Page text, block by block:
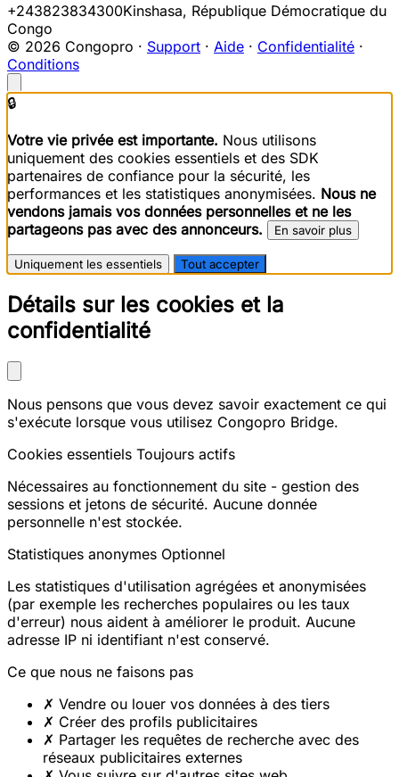
+243823834300Kinshasa, République Démocratique du
Congo
© 2026 Congopro · Support · Aide · Confidentialité ·
Conditions
🔒
Votre vie privée est importante. Nous utilisons
uniquement des cookies essentiels et des SDK
partenaires de confiance pour la sécurité, les
performances et les statistiques anonymisées. Nous ne
vendons jamais vos données personnelles et ne les
partageons pas avec des annonceurs.
En savoir plus
Uniquement les essentiels Tout accepter
Détails sur les cookies et la
confidentialité
Nous pensons que vous devez savoir exactement ce qui
s'exécute lorsque vous utilisez Congopro Bridge.
Cookies essentiels Toujours actifs
Nécessaires au fonctionnement du site - gestion des
sessions et jetons de sécurité. Aucune donnée
personnelle n'est stockée.
Statistiques anonymes Optionnel
Les statistiques d'utilisation agrégées et anonymisées
(par exemple les recherches populaires ou les taux
d'erreur) nous aident à améliorer le produit. Aucune
adresse IP ni identifiant n'est conservé.
Ce que nous ne faisons pas
✗ Vendre ou louer vos données à des tiers
✗ Créer des profils publicitaires
✗ Partager les requêtes de recherche avec des
réseaux publicitaires externes